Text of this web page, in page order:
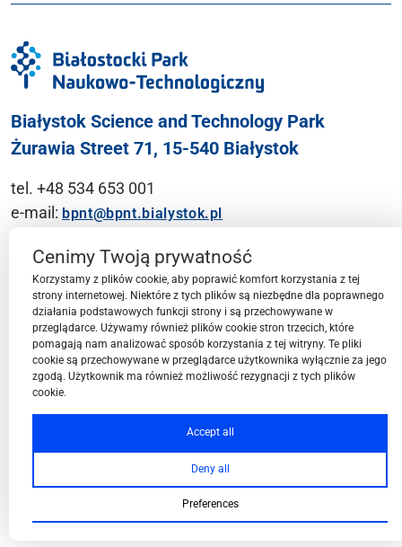
Białystok Science and Technology Park
Żurawia Street 71, 15-540 Białystok
tel. +48 534 653 001
e-mail: bpnt@bpnt.bialystok.pl
Contact
BPN-T Area
BPN-T Offer
Cenimy Twoją prywatność
Korzystamy z plików cookie, aby poprawić komfort korzystania z tej
strony internetowej. Niektóre z tych plików są niezbędne dla poprawnego
działania podstawowych funkcji strony i są przechowywane w
przeglądarce. Używamy również plików cookie stron trzecich, które
pomagają nam analizować sposób korzystania z tej witryny. Te pliki
cookie są przechowywane w przeglądarce użytkownika wyłącznie za jego
zgodą. Użytkownik ma również możliwość rezygnacji z tych plików
cookie.
Accept all
Deny all
Preferences